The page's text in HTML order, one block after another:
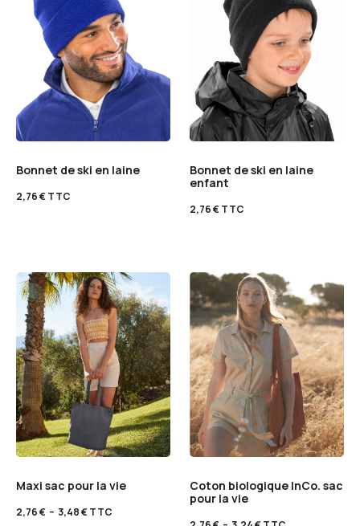
Bonnet de ski en laine
2,76€TTC
Bonnet de ski en laine
enfant
2,76€TTC
Maxi sac pour la vie
2,76€ – 3,48€TTC
Coton biologique InCo. sac
pour la vie